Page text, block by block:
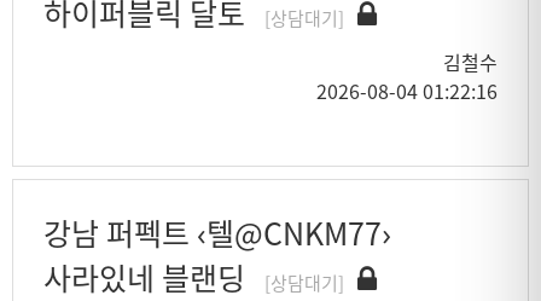
하이퍼블릭 달토
[상담대기]
김철수
2026-08-04 01:22:16
강남 퍼펙트 ‹텔@CNKM77›
사라있네 블랜딩
[상담대기]